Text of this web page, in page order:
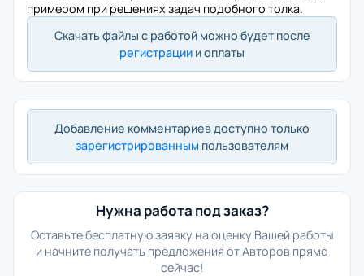
примером при решениях задач подобного толка.
Скачать файлы с работой можно будет после
регистрации и оплаты
Добавление комментариев доступно только
зарегистрированным пользователям
Нужна работа под заказ?
Оставьте бесплатную заявку на оценку Вашей работы
и начните получать предложения от Авторов прямо
сейчас!